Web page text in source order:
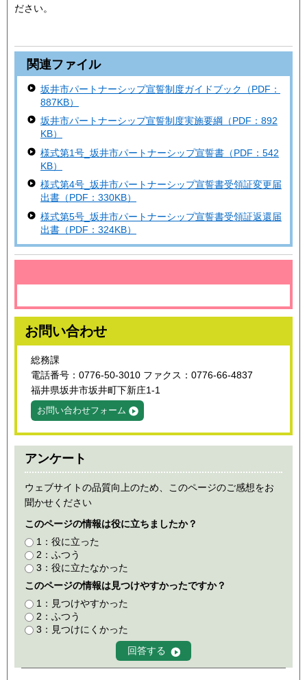
ださい。
関連ファイル
坂井市パートナーシップ宣誓制度ガイドブック（PDF：
887KB）
坂井市パートナーシップ宣誓制度実施要綱（PDF：892
KB）
様式第1号_坂井市パートナーシップ宣誓書（PDF：542
KB）
様式第4号_坂井市パートナーシップ宣誓書受領証変更届
出書（PDF：330KB）
様式第5号_坂井市パートナーシップ宣誓書受領証返還届
出書（PDF：324KB）
お問い合わせ
総務課
電話番号：0776-50-3010 ファクス：0776-66-4837
福井県坂井市坂井町下新庄1-1
お問い合わせフォーム
アンケート
ウェブサイトの品質向上のため、このページのご感想をお
聞かせください
このページの情報は役に立ちましたか？
1：役に立った
2：ふつう
3：役に立たなかった
このページの情報は見つけやすかったですか？
1：見つけやすかった
2：ふつう
3：見つけにくかった